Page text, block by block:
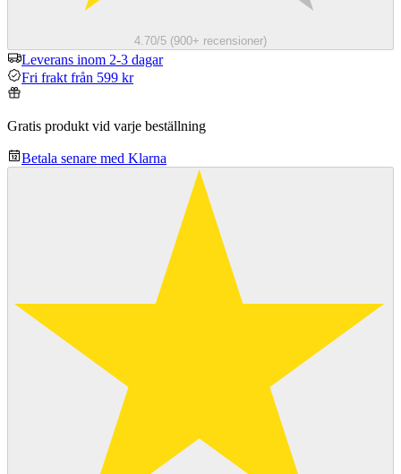
4.70/5 (900+ recensioner)
Leverans inom 2-3 dagar
Fri frakt från 599 kr
Gratis produkt vid varje beställning
Betala senare med Klarna